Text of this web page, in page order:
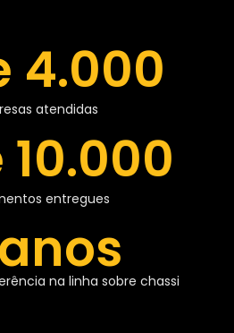
atendidas
4.000
entregues
10.000
na linha sobre chassi
anos